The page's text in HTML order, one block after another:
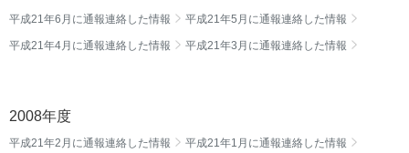
平成21年6月に通報連絡した情報 平成21年5月に通報連絡した情報
平成21年4月に通報連絡した情報 平成21年3月に通報連絡した情報
2008年度
平成21年2月に通報連絡した情報 平成21年1月に通報連絡した情報